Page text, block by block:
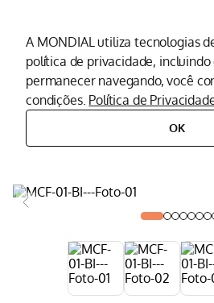
A MONDIAL utiliza tecnologias
política de privacidade, incluindo
permanecer navegando, você
condições. Política de
OK
O que você procura?
2º Air Fryer
Assistencia Tecnica
Liquidificador
Secador